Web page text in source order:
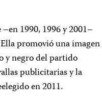
1990, 1996 y 2001–
promovió una imagen
y negro del partido
publicitarias y la
en 2011.